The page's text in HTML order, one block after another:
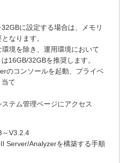
に設定する場合は、メモリ
なります。
境を除き、運用環境において
16GB/32GBを推奨します。
のコンソールを起動、プライベ
て
テム管理ページにアクセス
～V3.2.4
Server/Analyzerを構築する手順